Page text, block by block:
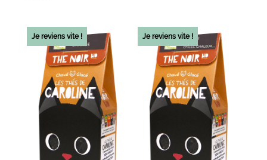
Je reviens vite ! Je reviens vite !